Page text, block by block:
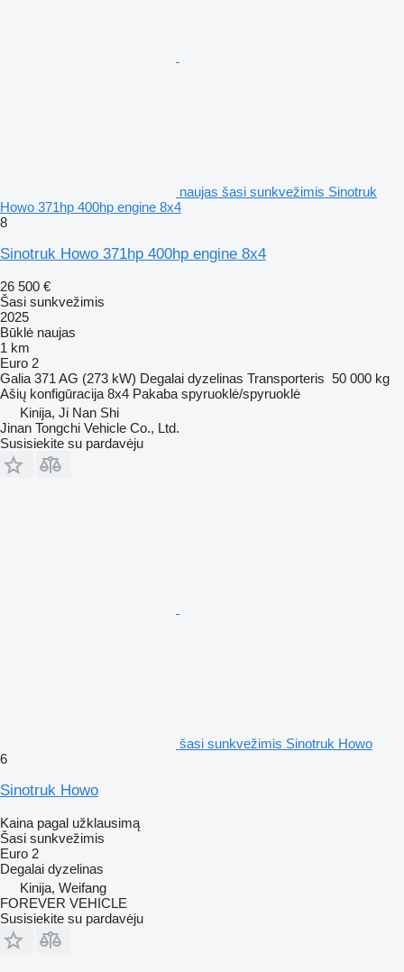
naujas šasi sunkvežimis Sinotruk
Howo 371hp 400hp engine 8x4
8
Sinotruk Howo 371hp 400hp engine 8x4
26 500 €
Šasi sunkvežimis
2025
Būklė naujas
1 km
Euro 2
Galia 371 AG (273 kW) Degalai dyzelinas Transporteris 50 000 kg
Ašių konfigūracija 8x4 Pakaba spyruoklė/spyruoklė
Kinija, Ji Nan Shi
Jinan Tongchi Vehicle Co., Ltd.
Susisiekite su pardavėju
šasi sunkvežimis Sinotruk Howo
6
Sinotruk Howo
Kaina pagal užklausimą
Šasi sunkvežimis
Euro 2
Degalai dyzelinas
Kinija, Weifang
FOREVER VEHICLE
Susisiekite su pardavėju